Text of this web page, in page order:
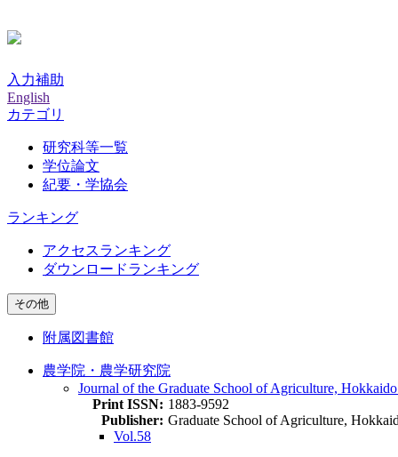
入力補助
English
カテゴリ
研究科等一覧
学位論文
紀要・学協会
ランキング
アクセスランキング
ダウンロードランキング
その他
附属図書館
農学院・農学研究院
Journal of the Graduate School of Agriculture,
Print ISSN: 1883-9592
Publisher: Graduate School of Agriculture,
Vol.58